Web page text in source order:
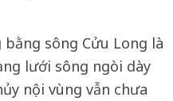
sông Cửu Long là
lưới sông ngòi dày
nội vùng vẫn chưa